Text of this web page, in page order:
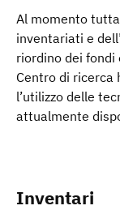
Al momento
inventariati e
riordino dei fondi
Centro di ricerca
l’utilizzo delle
attualmente
Inventari